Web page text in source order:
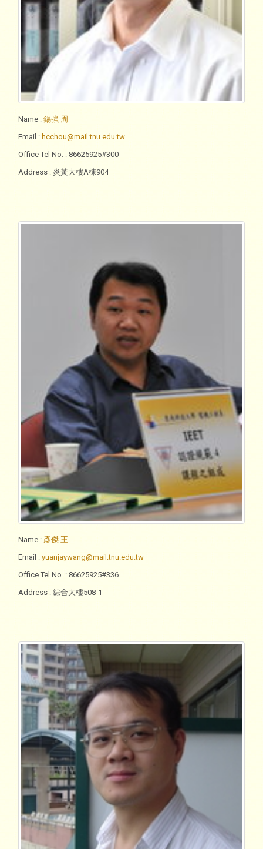
Name : 錫強 周
Email : hcchou@mail.tnu.edu.tw
Office Tel No. : 86625925#300
Address : 炎黃大樓A棟904
Name : 彥傑 王
Email : yuanjaywang@mail.tnu.edu.tw
Office Tel No. : 86625925#336
Address : 綜合大樓508-1